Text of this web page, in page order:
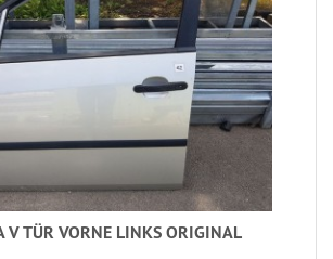
V TÜR VORNE LINKS ORIGINAL